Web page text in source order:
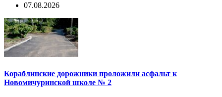
07.08.2026
Кораблинские дорожники проложили асфальт к
Новомичуринской школе № 2